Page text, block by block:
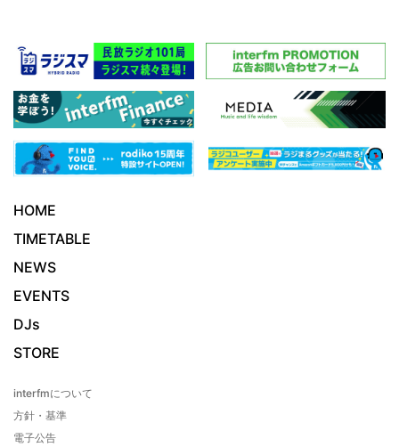
HOME
TIMETABLE
NEWS
EVENTS
DJs
STORE
interfmについて
方針・基準
電子公告